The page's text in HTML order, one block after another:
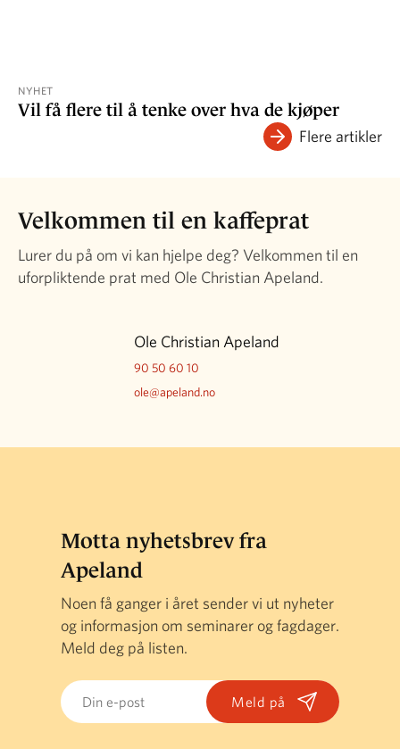
NYHET
Vil få flere til å tenke over hva de kjøper
Flere artikler
Velkommen til en kaffeprat
Lurer du på om vi kan hjelpe deg? Velkommen til en
uforpliktende prat med Ole Christian Apeland.
Ole Christian Apeland
90 50 60 10
ole@apeland.no
Motta nyhetsbrev fra
Apeland
Noen få ganger i året sender vi ut nyheter
og informasjon om seminarer og fagdager.
Meld deg på listen.
Email